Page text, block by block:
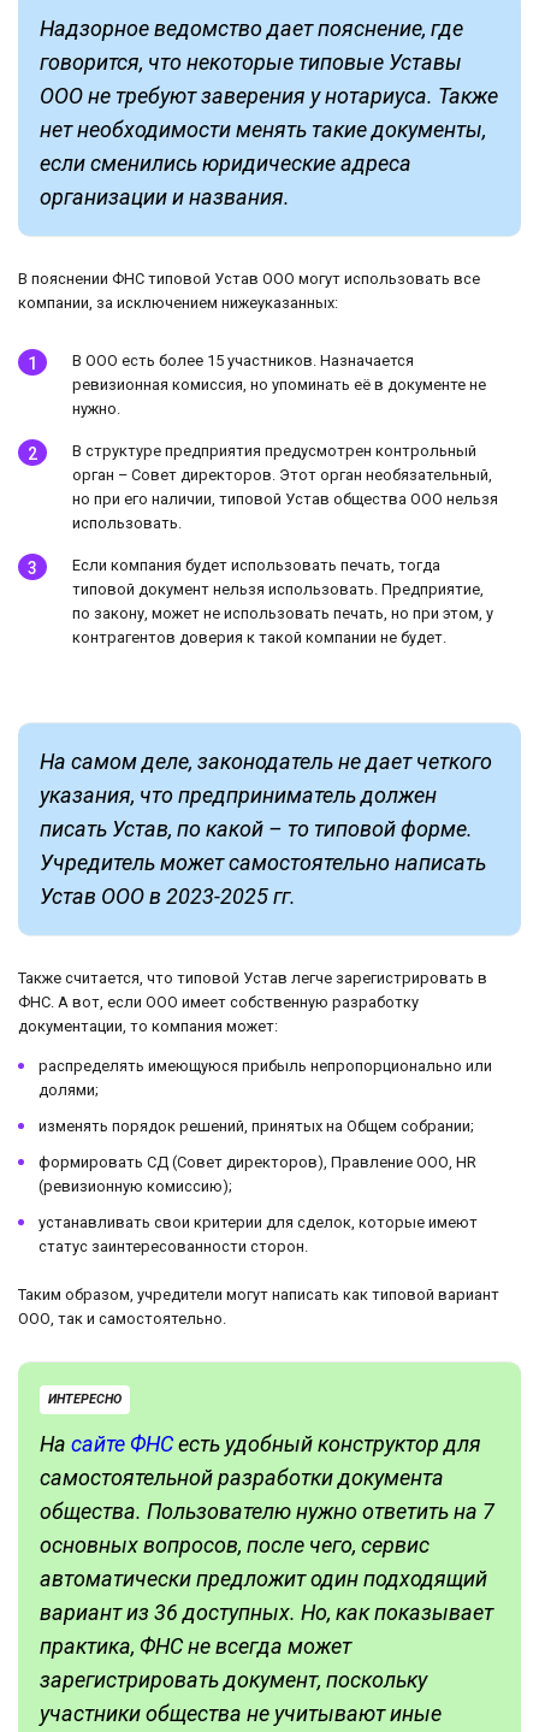
Надзорное ведомство дает пояснение, где
говорится, что некоторые типовые Уставы
ООО не требуют заверения у нотариуса. Также
нет необходимости менять такие документы,
если сменились юридические адреса
организации и названия.
В пояснении ФНС типовой Устав ООО могут использовать все
компании, за исключением нижеуказанных:
В ООО есть более 15 участников. Назначается
ревизионная комиссия, но упоминать её в документе не
нужно.
В структуре предприятия предусмотрен контрольный
орган – Совет директоров. Этот орган необязательный,
но при его наличии, типовой Устав общества ООО нельзя
использовать.
Если компания будет использовать печать, тогда
типовой документ нельзя использовать. Предприятие,
по закону, может не использовать печать, но при этом, у
контрагентов доверия к такой компании не будет.
На самом деле, законодатель не дает четкого
указания, что предприниматель должен
писать Устав, по какой – то типовой форме.
Учредитель может самостоятельно написать
Устав ООО в 2023-2025 гг.
Также считается, что типовой Устав легче зарегистрировать в
ФНС. А вот, если ООО имеет собственную разработку
документации, то компания может:
распределять имеющуюся прибыль непропорционально или
долями;
изменять порядок решений, принятых на Общем собрании;
формировать СД (Совет директоров), Правление ООО, HR
(ревизионную комиссию);
устанавливать свои критерии для сделок, которые имеют
статус заинтересованности сторон.
Таким образом, учредители могут написать как типовой вариант
ООО, так и самостоятельно.
ИНТЕРЕСНО
На сайте ФНСесть удобный конструктор для
самостоятельной разработки документа
общества. Пользователю нужно ответить на 7
основных вопросов, после чего, сервис
автоматически предложит один подходящий
вариант из 36 доступных. Но, как показывает
практика, ФНС не всегда может
зарегистрировать документ, поскольку
участники общества не учитывают иные